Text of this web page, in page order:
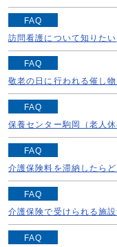
を有する65歳以上
続きを読む
寝たきりになって
ビスを実施していま
おむつを使用してい
します。 ［対象者
続きを読む
FAQ
訪問看護について知りたい
《内容》 かかりつ
テーションの保健師
提供します。 ※病
テーテルの管理 ※
続きを読む
FAQ
敬老の日に行われる催し
《高齢者保健福祉
す。敬老の日とは異
し長寿を祝うととも
関心と理解を深めて
続きを読む
FAQ
保養センター駒岡（老人
「老人休養ホーム
ます。 高齢の方な
提供します。 【保
600-20（電話：
続きを読む
FAQ
介護保険料を滞納したら
介護サービスを利
の1割～3割（※1）
割が介護保険からの
特別な事情がなく一
FAQ
介護保険で受けられる施
介護保険における
FAQ